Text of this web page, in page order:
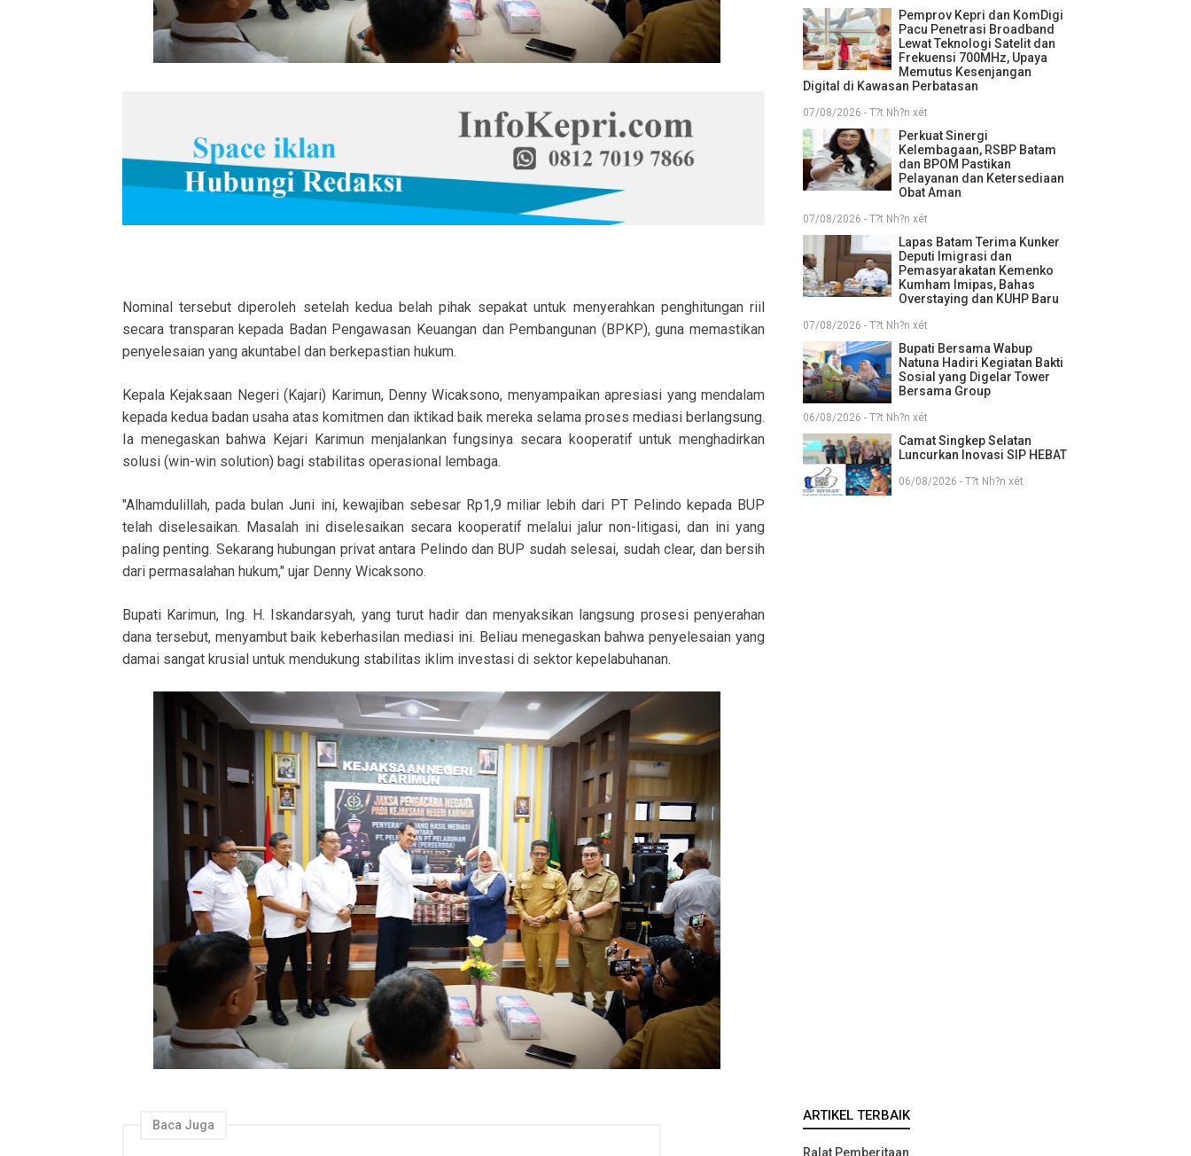
Nominal tersebut diperoleh setelah kedua belah pihak sepakat untuk menyerahkan penghitungan riil
secara transparan kepada Badan Pengawasan Keuangan dan Pembangunan (BPKP), guna memastikan
penyelesaian yang akuntabel dan berkepastian hukum.
Kepala Kejaksaan Negeri (Kajari) Karimun, Denny Wicaksono, menyampaikan apresiasi yang mendalam
kepada kedua badan usaha atas komitmen dan iktikad baik mereka selama proses mediasi berlangsung.
Ia menegaskan bahwa Kejari Karimun menjalankan fungsinya secara kooperatif untuk menghadirkan
solusi (win-win solution) bagi stabilitas operasional lembaga.
"Alhamdulillah, pada bulan Juni ini, kewajiban sebesar Rp1,9 miliar lebih dari PT Pelindo kepada BUP
telah diselesaikan. Masalah ini diselesaikan secara kooperatif melalui jalur non-litigasi, dan ini yang
paling penting. Sekarang hubungan privat antara Pelindo dan BUP sudah selesai, sudah clear, dan bersih
dari permasalahan hukum," ujar Denny Wicaksono.
Bupati Karimun, Ing. H. Iskandarsyah, yang turut hadir dan menyaksikan langsung prosesi penyerahan
dana tersebut, menyambut baik keberhasilan mediasi ini. Beliau menegaskan bahwa penyelesaian yang
damai sangat krusial untuk mendukung stabilitas iklim investasi di sektor kepelabuhanan.
Baca Juga
Pemprov Kepri dan KomDigi
Pacu Penetrasi Broadband
Lewat Teknologi Satelit dan
Frekuensi 700MHz, Upaya
Memutus Kesenjangan
Digital di Kawasan Perbatasan
07/08/2026 - T?t Nh?n xét
Perkuat Sinergi
Kelembagaan, RSBP Batam
dan BPOM Pastikan
Pelayanan dan Ketersediaan
Obat Aman
07/08/2026 - T?t Nh?n xét
Lapas Batam Terima Kunker
Deputi Imigrasi dan
Pemasyarakatan Kemenko
Kumham Imipas, Bahas
Overstaying dan KUHP Baru
07/08/2026 - T?t Nh?n xét
Bupati Bersama Wabup
Natuna Hadiri Kegiatan Bakti
Sosial yang Digelar Tower
Bersama Group
06/08/2026 - T?t Nh?n xét
Camat Singkep Selatan
Luncurkan Inovasi SIP HEBAT
06/08/2026 - T?t Nh?n xét
ARTIKEL TERBAIK
Ralat Pemberitaan